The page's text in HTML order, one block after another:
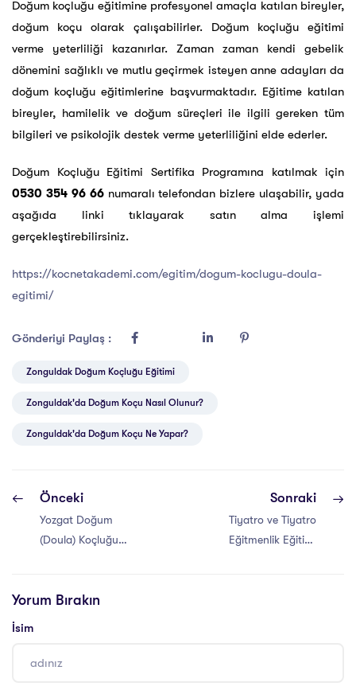
Doğum koçluğu eğitimine profesyonel amaçla katılan bireyler,
doğum koçu olarak çalışabilirler. Doğum koçluğu eğitimi
verme yeterliliği kazanırlar. Zaman zaman kendi gebelik
dönemini sağlıklı ve mutlu geçirmek isteyen anne adayları da
doğum koçluğu eğitimlerine başvurmaktadır. Eğitime katılan
bireyler, hamilelik ve doğum süreçleri ile ilgili gereken tüm
bilgileri ve psikolojik destek verme yeterliliğini elde ederler.
Doğum Koçluğu Eğitimi Sertifika Programına katılmak için
0530 354 96 66numaralı telefondan bizlere ulaşabilir, yada
aşağıda linki tıklayarak satın alma işlemi
gerçekleştirebilirsiniz.
https://kocnetakademi.com/egitim/dogum-koclugu-doula-
egitimi/
Gönderiyi Paylaş :
Zonguldak Doğum Koçluğu Eğitimi
Zonguldak'da Doğum Koçu Nasıl Olunur?
Zonguldak'da Doğum Koçu Ne Yapar?
Önceki
Yozgat Doğum
(Doula) Koçluğu
Sonraki
Tiyatro ve Tiyatro
Eğitmenlik Eğitimi
Yorum Bırakın
İsim